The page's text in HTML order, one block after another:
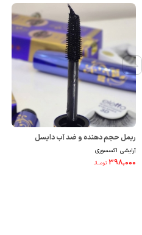
ریمل حجم دهنده و ضد آب دایسل
4710015
آرایشی اکسسوری
۳۹۸,۰۰۰ تومــانـ